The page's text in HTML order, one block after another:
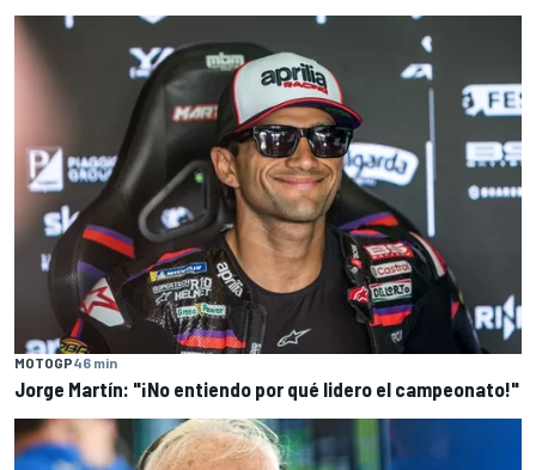
MOTOGP46 min
Jorge Martín: "¡No entiendo por qué lidero el campeonato!"